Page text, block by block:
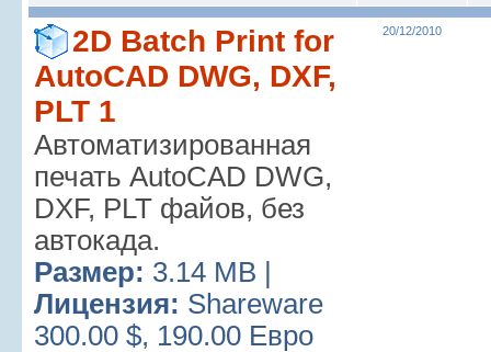
2D Batch Print for
AutoCAD DWG, DXF,
PLT 1
Автоматизированная
печать AutoCAD DWG,
DXF, PLT файов, без
автокада.
Размер: 3.14 MB |
Лицензия: Shareware
300.00 $, 190.00 Евро
20/12/2010